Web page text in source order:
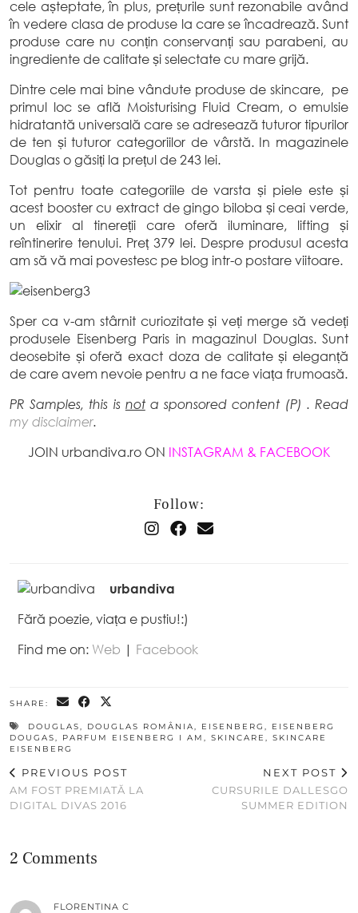
cele așteptate, în plus, prețurile sunt rezonabile având
în vedere clasa de produse la care se încadrează. Sunt
produse care nu conțin conservanți sau parabeni, au
ingrediente de calitate și selectate cu mare grijă.
Dintre cele mai bine vândute produse de skincare, pe
primul loc se află Moisturising Fluid Cream, o emulsie
hidratantă universală care se adresează tuturor tipurilor
de ten și tuturor categoriilor de vârstă. In magazinele
Douglas o găsiți la prețul de 243 lei.
Tot pentru toate categoriile de varsta și piele este și
acest booster cu extract de gingo biloba și ceai verde,
un elixir al tinereții care oferă iluminare, lifting și
reîntinerire tenului. Preț 379 lei. Despre produsul acesta
am să vă mai povestesc pe blog intr-o postare viitoare.
Sper ca v-am stârnit curiozitate și veți merge să vedeți
produsele Eisenberg Paris in magazinul Douglas. Sunt
deosebite și oferă exact doza de calitate și eleganță
de care avem nevoie pentru a ne face viața frumoasă.
PR Samples, this is nota sponsored content (P) . Read
my disclaimer.
JOIN urbandiva.ro ON INSTAGRAM & FACEBOOK
Follow:
urbandiva
Fără poezie, viața e pustiu!:)
Find me on: Web | Facebook
SHARE:
DOUGLAS, DOUGLAS ROMÂNIA, EISENBERG , EISENBERG
DOUGAS, PARFUM EISENBERG I AM , SKINCARE , SKINCARE
EISENBERG
PREVIOUS POST
AM FOST PREMIATĂ LA
DIGITAL DIVAS 2016
NEXT POST
CURSURILE DALLESGO
SUMMER EDITION
2 Comments
FLORENTINA C